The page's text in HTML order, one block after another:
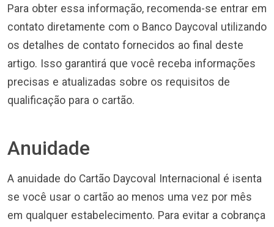
Para obter essa informação, recomenda-se entrar em
contato diretamente com o Banco Daycoval utilizando
os detalhes de contato fornecidos ao final deste
artigo. Isso garantirá que você receba informações
precisas e atualizadas sobre os requisitos de
qualificação para o cartão.
Anuidade
A anuidade do Cartão Daycoval Internacional é isenta
se você usar o cartão ao menos uma vez por mês
em qualquer estabelecimento. Para evitar a cobrança